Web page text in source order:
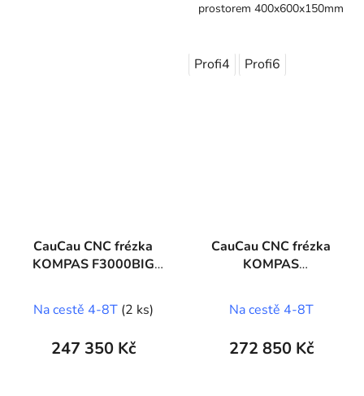
prostorem 400x600x150mm
Profi4 Profi6
CauCau CNC frézka
KOMPAS F3000BIG
Na cestě 4-8T (2 ks)
247 350 Kč
CauCau CNC frézka
KOMPAS
(2050x3000)
Na cestě 4-8T
272 850 Kč